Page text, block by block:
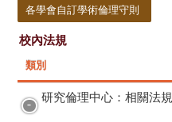
各學會自訂學術倫理守則
校內法規
類別
研究倫理中心：相關法規